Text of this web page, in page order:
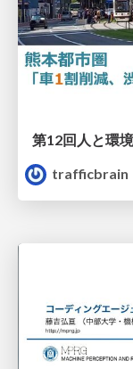
trafficbrain